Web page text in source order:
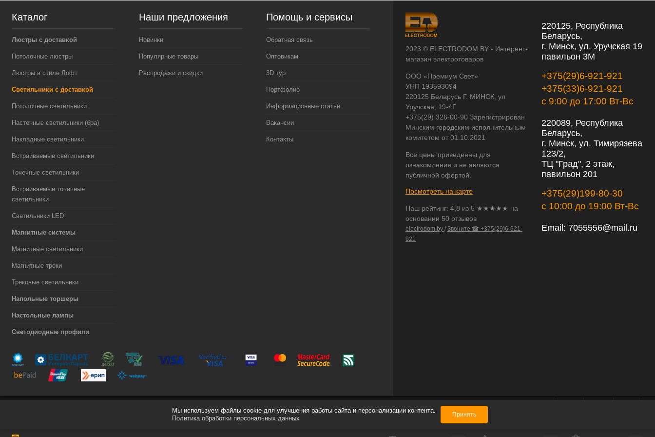
Каталог
Люстры с доставкой
Потолочные люстры
Люстры в стиле Лофт
Светильники с доставкой
Потолочные светильники
Настенные светильники (бра)
Накладные светильники
Встраиваемые светильники
Точечные светильники
Встраиваемые точечные
светильники
Светильники LED
Магнитные системы
Магнитные светильники
Магнитные треки
Трековые светильники
Напольные торшеры
Настольные лампы
Светодиодные профили
Наши предложения
Новинки
Популярные товары
Распродажи и скидки
Помощь и сервисы
Обратная связь
Оптовикам
3D тур
Портфолио
Информационные статьи
Вакансии
Контакты
2023 © ELECTRODOM.BY - Интернет-
магазин электротоваров
ООО «Премиум Свет»
УНП 193593094
220125 Беларусь Г. МИНСК, ул
Уручская, 19-4Г
+375(29) 326-00-90 Зарегистрирован
Минским городским исполнительным
комитетом от 01.10.2021
Все цены приведенны для
ознакомления и не являются
публичной офертой.
Посмотреть на карте
Наш рейтинг: 4,8 из 5 ★★★★★ на
основании 50 отзывов
electrodom.by / Звоните ☎ +375(29)6-921-
921
220125, Республика
Беларусь,
г. Минск, ул. Уручская 19
павильон 3М
+375(29)6-921-921
+375(33)6-921-921
с 9:00 до 17:00 Вт-Вс
220089, Республика
Беларусь,
г. Минск, ул. Тимирязева
123/2,
ТЦ "Град", 2 этаж,
павильон 201
+375(29)199-80-30
с 10:00 до 19:00 Вт-Вс
Email: 7055556@mail.ru
Мы используем файлы cookie для улучшения работы сайта и персонализации контента.
Политика обработки персональных данных
Принять